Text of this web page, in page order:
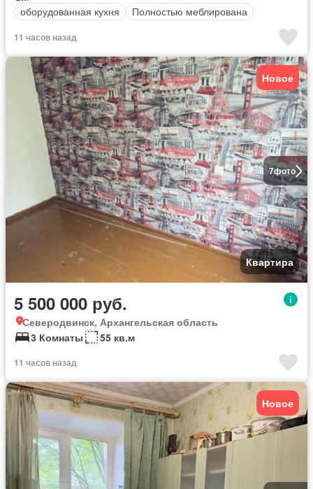
оборудованная кухня
Полностью меблирована
11 часов назад
7фото
Новое
Квартира
5 500 000 руб.
Северодвинск, Архангельская область
3 Комнаты
55 кв.м
11 часов назад
Новое